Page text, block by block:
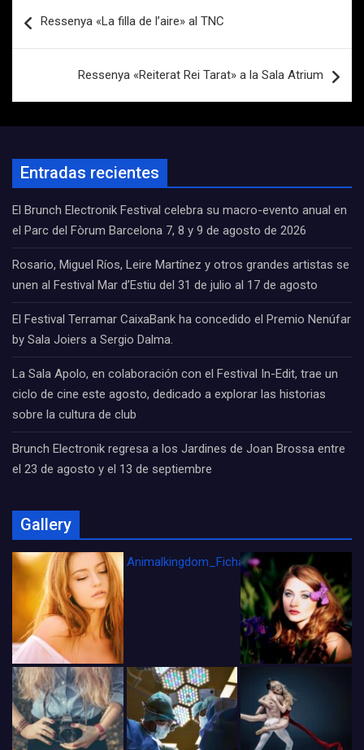
de
Ressenya «La filla de l’aire» al TNC
Ressenya «Reiterat Rei Tarat» a la Sala Atrium
Entradas recientes
El Brunch Electronik Festival celebra su macro-evento anual en
el Parc del Fòrum Barcelona 7, 8 y 9 de agosto de 2026
Rosario, Miguel Ríos, Leire Martínez y otros grandes artistas se
unen al Festival Mar d’Estiu del 31 de julio al 17 de agosto
El Festival Terramar CaixaBank ha concedido el Premio Nenúfar
by Sala Joiers a Sergio Dalma.
La Sala Apolo, en colaboración con el Festival In-Edit, trae un
ciclo de cine este agosto, dedicado a explorar las historias
sobre la cultura de club
Brunch Electronik regresa a los Jardines de Joan Brossa entre
el 23 de agosto y el 13 de septiembre
Gallery
Animalkingdom_FichaCine